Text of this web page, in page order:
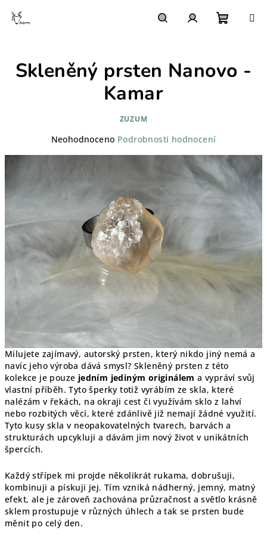
košík
Milujete zajímavý, autorský prsten, který nikdo jiný nemá a
navíc jeho výroba dává smysl? Skleněný prsten z této
kolekce je pouze jedním jediným originálem a vypráví svůj
vlastní příběh. Tyto šperky totiž vyrábím ze skla, které
nalézám v řekách, na okraji cest či využívám sklo z lahví
nebo rozbitých věcí, které zdánlivě již nemají žádné využití.
Tyto kusy skla v neopakovatelných tvarech, barvách a
strukturách upcykluji a dávám jim nový život v unikátních
špercích.
Každý střípek mi projde několikrát rukama, dobrušuji,
kombinuji a pískuji jej. Tím vzniká nádherný, jemný, matný
efekt, ale je zároveň zachována průzračnost a světlo krásně
sklem prostupuje v různých úhlech a tak se prsten bude
měnit po celý den.
Skleněný prsten Nanovo -
Kamar
ZUZUM
Průměrné
hvězdiček.
Neohodnoceno Podrobnosti hodnocení